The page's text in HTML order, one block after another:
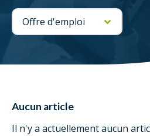
Aucun article
Il n'y a actuellement aucun